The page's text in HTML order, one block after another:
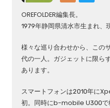
OREFOLDER編集長。
1979年静岡県清水市生まれ、
様々な巡り合わせから、この
代の一人。ガジェットに限ら
あります。
スマートフォンは2010年に
初。同時にb-mobile U300で